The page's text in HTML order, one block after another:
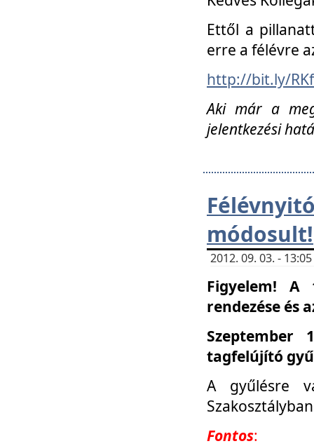
Ettől a
erre a félévre
http://bit.ly/
Aki már a
jelentkezési
módosult!
2012. 09. 03. -
Figyelem! A
rendezése és
Szeptember
tagfelújító
A gyűlésre
Fontos: